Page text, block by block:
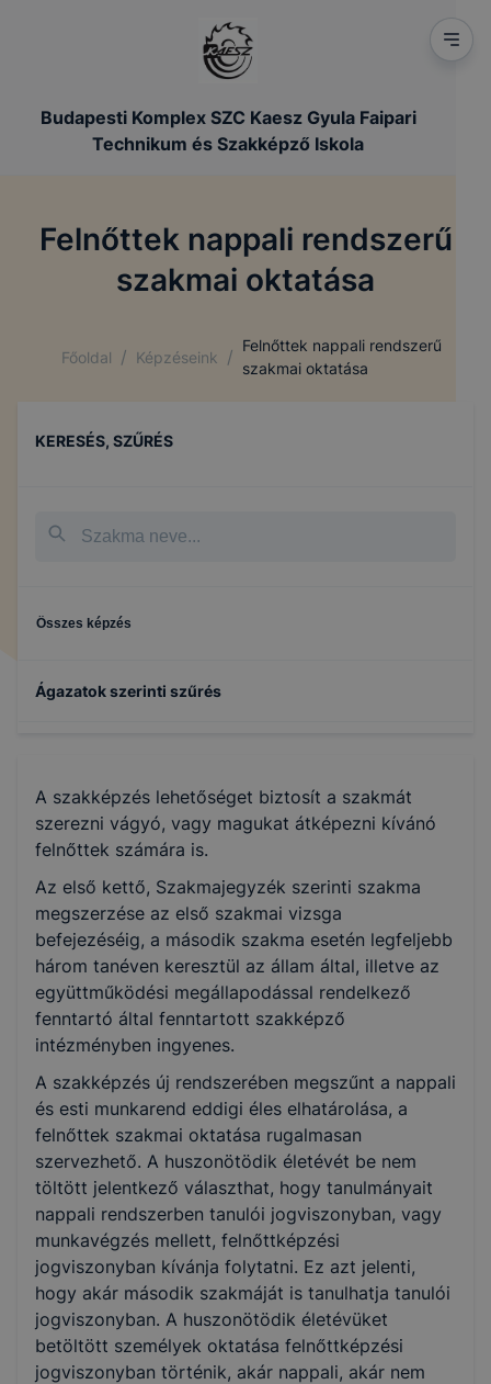
Budapesti Komplex SZC Kaesz Gyula Faipari
Technikum és Szakképző Iskola
Felnőttek nappali rendszerű
szakmai oktatása
Főoldal / Képzéseink /
Felnőttek nappali rendszerű
szakmai oktatása
KERESÉS, SZŰRÉS
Összes képzés
Ágazatok szerinti szűrés
A szakképzés lehetőséget biztosít a szakmát
szerezni vágyó, vagy magukat átképezni kívánó
felnőttek számára is.
Az első kettő, Szakmajegyzék szerinti szakma
megszerzése az első szakmai vizsga
befejezéséig, a második szakma esetén legfeljebb
három tanéven keresztül az állam által, illetve az
együttműködési megállapodással rendelkező
fenntartó által fenntartott szakképző
intézményben ingyenes.
A szakképzés új rendszerében megszűnt a nappali
és esti munkarend eddigi éles elhatárolása, a
felnőttek szakmai oktatása rugalmasan
szervezhető. A huszonötödik életévét be nem
töltött jelentkező választhat, hogy tanulmányait
nappali rendszerben tanulói jogviszonyban, vagy
munkavégzés mellett, felnőttképzési
jogviszonyban kívánja folytatni. Ez azt jelenti,
hogy akár második szakmáját is tanulhatja tanulói
jogviszonyban. A huszonötödik életévüket
betöltött személyek oktatása felnőttképzési
jogviszonyban történik, akár nappali, akár nem